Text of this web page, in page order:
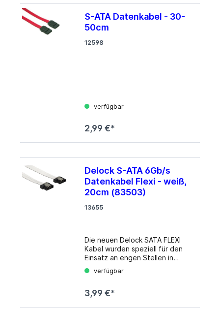
S-ATA Datenkabel - 30-
50cm
12598
verfügbar
2,99 €*
Delock S-ATA 6Gb/s
Datenkabel Flexi - weiß,
20cm (83503)
13655
Die neuen Delock SATA FLEXI
Kabel wurden speziell für den
Einsatz an engen Stellen in
Gehäusen entwickelt. Sie sind
ultraflexibel und lassen sich je
biegen und knicken, selbst
verfügbar
3,99 €*